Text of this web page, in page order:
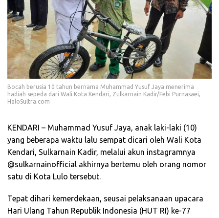
Bocah berusia 10 tahun bernama Muhammad Yusuf Jaya menerima
hadiah sepeda dari Wali Kota Kendari, Zulkarnain Kadir/Febi Purnasaei,
HaloSultra.com
KENDARI – Muhammad Yusuf Jaya, anak laki-laki (10)
yang beberapa waktu lalu sempat dicari oleh Wali Kota
Kendari, Sulkarnain Kadir, melalui akun instagramnya
@sulkarnainofficial akhirnya bertemu oleh orang nomor
satu di Kota Lulo tersebut.
Tepat dihari kemerdekaan, seusai pelaksanaan upacara
Hari Ulang Tahun Republik Indonesia (HUT RI) ke-77